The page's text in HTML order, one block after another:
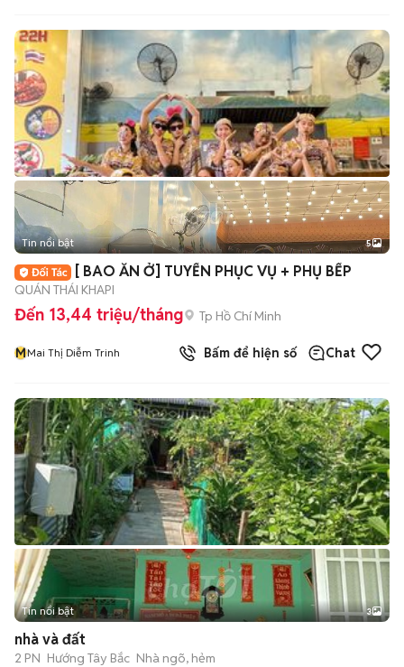
Tin nổi bật 5
[ BAO ĂN Ở] TUYỂN PHỤC VỤ + PHỤ BẾP
QUÁN THÁI KHAPI
Đến 13,44 triệu/tháng Tp Hồ Chí Minh
MMai Thị Diễm Trinh Bấm để hiện số Chat
Tin nổi bật 3
nhà và đất
2 PN Hướng Tây Bắc Nhà ngõ, hẻm